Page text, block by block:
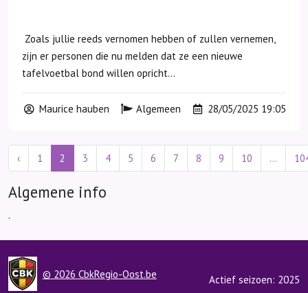
Zoals jullie reeds vernomen hebben of zullen vernemen,
zijn er personen die nu melden dat ze een nieuwe
tafelvoetbal bond willen opricht...
Maurice hauben Algemeen 28/05/2025 19:05
‹ 1 2 3 4 5 6 7 8 9 10 ...
Algemene info
.
© 2026 CbkRegio-Oost.be Actief seizoen: 2025